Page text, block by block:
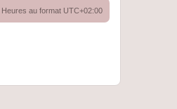
Heures au format UTC+02:00